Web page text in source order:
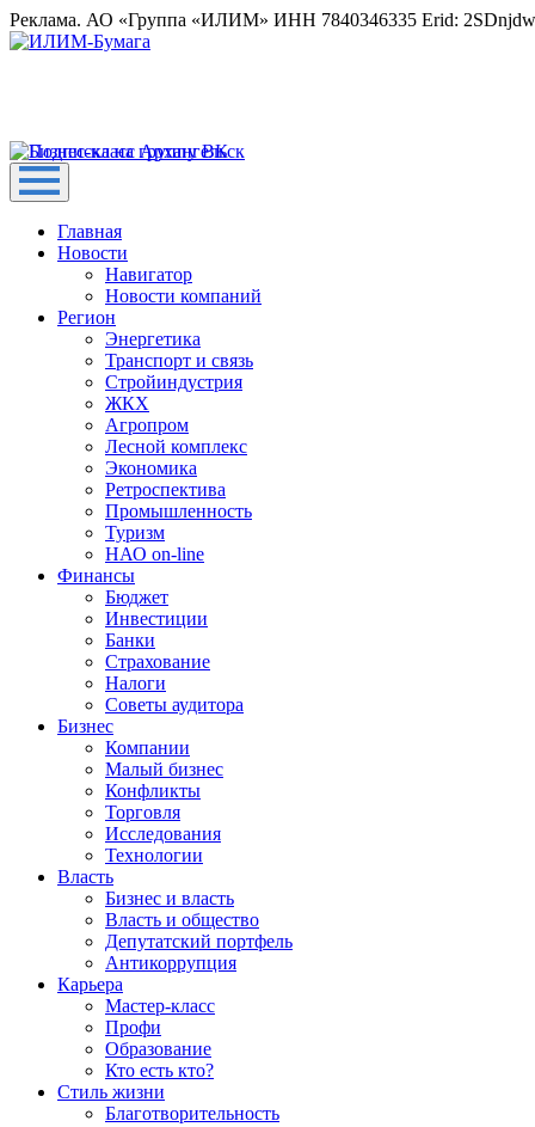
Реклама. АО «Группа «ИЛИМ» ИНН 7840346335 Erid:
Главная
Новости
Навигатор
Новости компаний
Регион
Энергетика
Транспорт и связь
Стройиндустрия
ЖКХ
Агропром
Лесной комплекс
Экономика
Ретроспектива
Промышленность
Туризм
НАО on-line
Финансы
Бюджет
Инвестиции
Банки
Страхование
Налоги
Советы аудитора
Бизнес
Компании
Малый бизнес
Конфликты
Торговля
Исследования
Технологии
Власть
Бизнес и власть
Власть и общество
Депутатский портфель
Антикоррупция
Карьера
Мастер-класс
Профи
Образование
Кто есть кто?
Стиль жизни
Благотворительность